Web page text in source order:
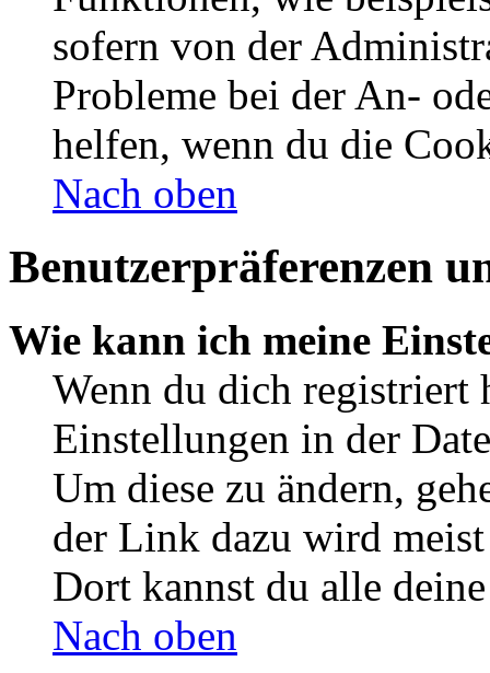
sofern von der
Probleme bei der An-
helfen, wenn du die
Nach oben
Benutzerpräferenzen
Wie kann ich meine
Wenn du dich registriert
Einstellungen in der
Um diese zu ändern,
der Link dazu wird
Dort kannst du alle
Nach oben